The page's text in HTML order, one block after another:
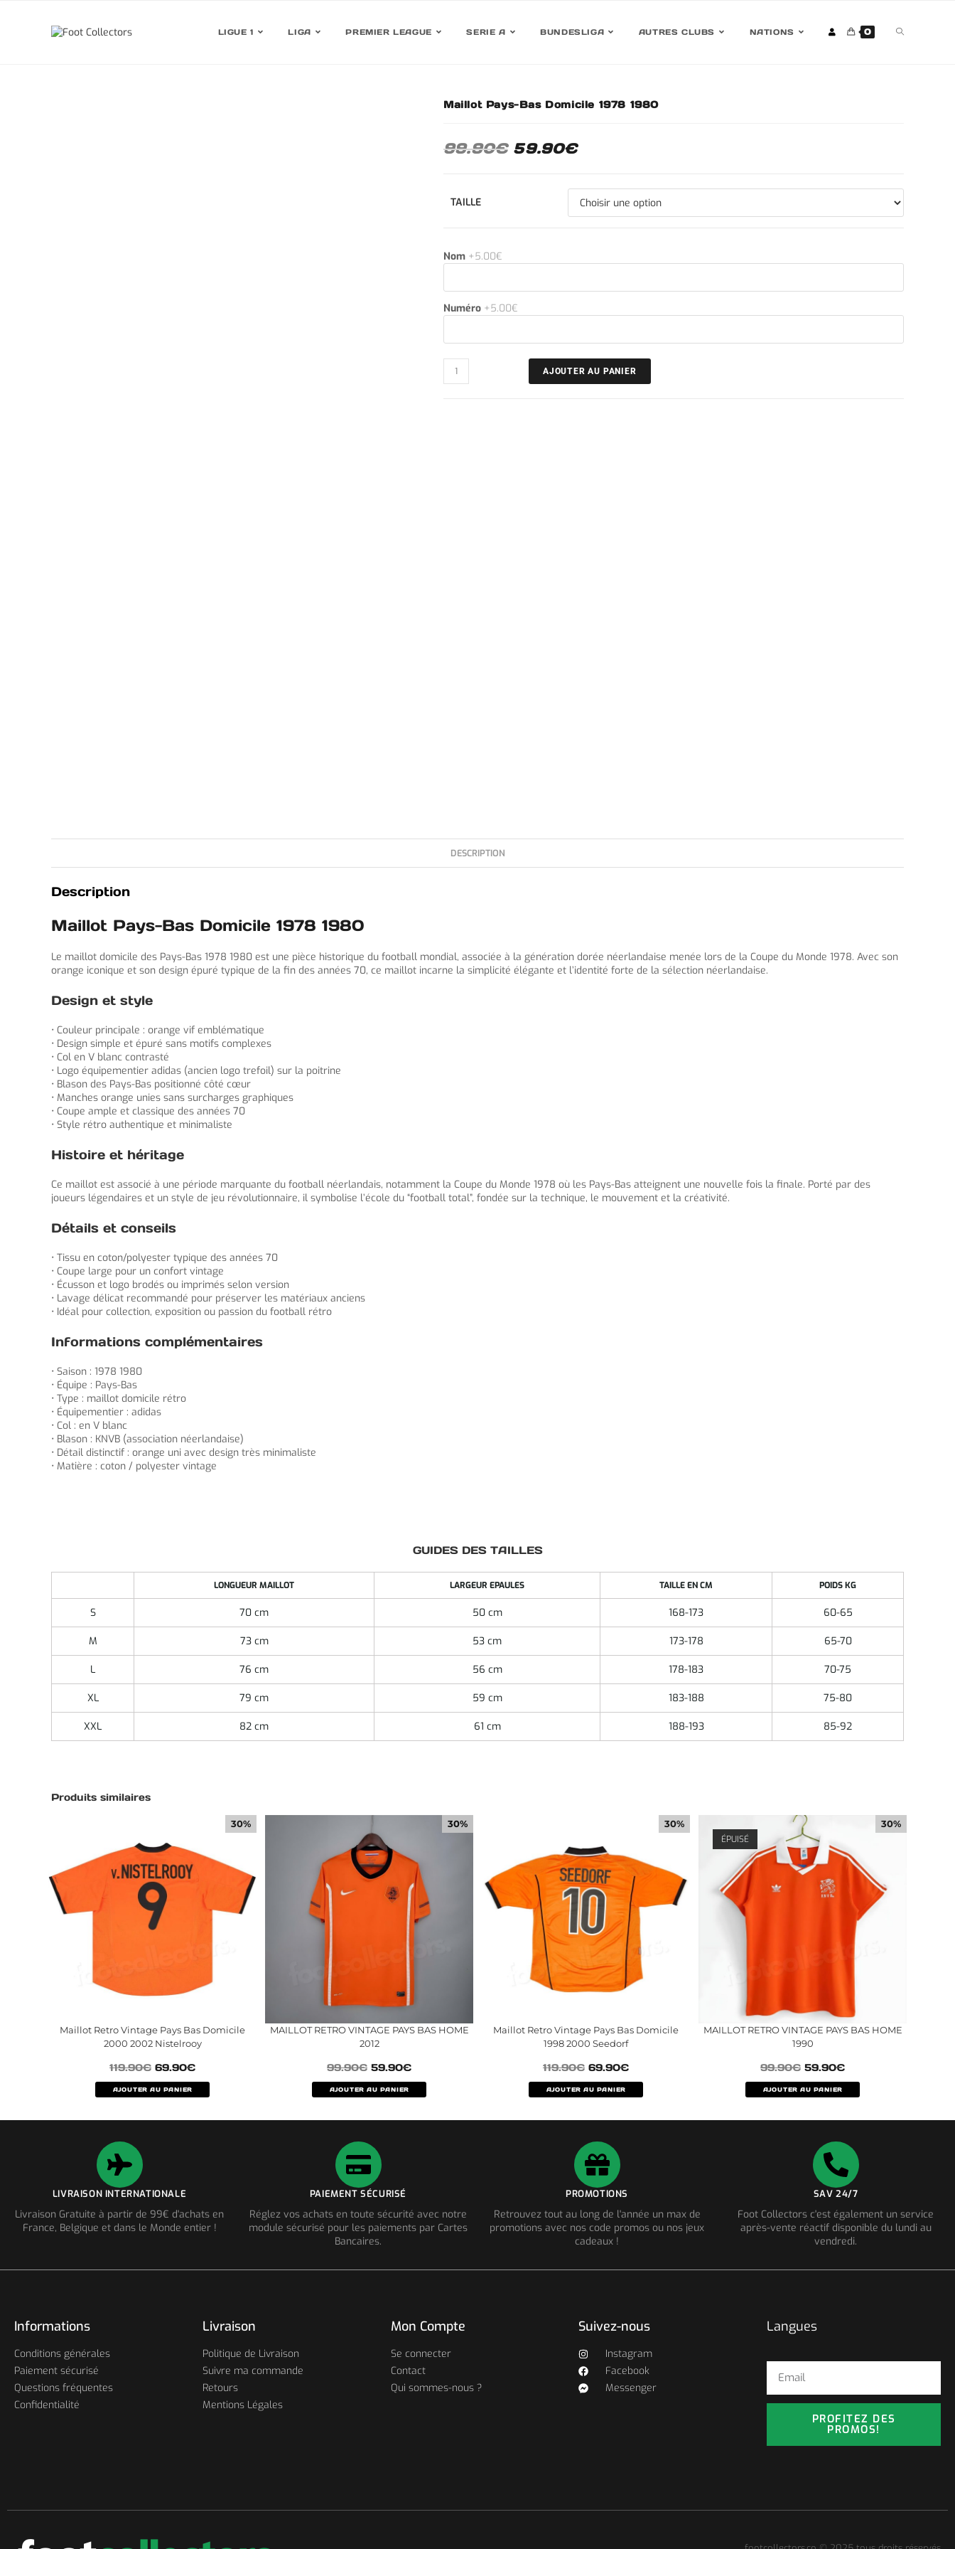
LIGUE 1 LIGA PREMIER LEAGUE SERIE A BUNDESLIGA AUTRES CLUBS NATIONS 0
Maillot Pays-Bas Domicile 1978 1980
99.90€ 59.90€
TAILLE
Nom +5.00€
Numéro +5.00€
AJOUTER AU PANIER
DESCRIPTION
Description
Maillot Pays-Bas Domicile 1978 1980
Le maillot domicile des Pays-Bas 1978 1980 est une pièce historique du football mondial, associée à la génération dorée néerlandaise menée lors de la Coupe du Monde 1978. Avec son
orange iconique et son design épuré typique de la fin des années 70, ce maillot incarne la simplicité élégante et l’identité forte de la sélection néerlandaise.
Design et style
• Couleur principale : orange vif emblématique
• Design simple et épuré sans motifs complexes
• Col en V blanc contrasté
• Logo équipementier adidas (ancien logo trefoil) sur la poitrine
• Blason des Pays-Bas positionné côté cœur
• Manches orange unies sans surcharges graphiques
• Coupe ample et classique des années 70
• Style rétro authentique et minimaliste
Histoire et héritage
Ce maillot est associé à une période marquante du football néerlandais, notamment la Coupe du Monde 1978 où les Pays-Bas atteignent une nouvelle fois la finale. Porté par des
joueurs légendaires et un style de jeu révolutionnaire, il symbolise l’école du “football total”, fondée sur la technique, le mouvement et la créativité.
Détails et conseils
• Tissu en coton/polyester typique des années 70
• Coupe large pour un confort vintage
• Écusson et logo brodés ou imprimés selon version
• Lavage délicat recommandé pour préserver les matériaux anciens
• Idéal pour collection, exposition ou passion du football rétro
Informations complémentaires
• Saison : 1978 1980
• Équipe : Pays-Bas
• Type : maillot domicile rétro
• Équipementier : adidas
• Col : en V blanc
• Blason : KNVB (association néerlandaise)
• Détail distinctif : orange uni avec design très minimaliste
• Matière : coton / polyester vintage
GUIDES DES TAILLES
LONGUEUR MAILLOT LARGEUR EPAULES TAILLE EN CM POIDS KG
S 70 cm 50 cm 168-173 60-65
M 73 cm 53 cm 173-178 65-70
L 76 cm 56 cm 178-183 70-75
XL 79 cm 59 cm 183-188 75-80
XXL 82 cm 61 cm 188-193 85-92
Produits similaires
30%
Maillot Retro Vintage Pays Bas Domicile
2000 2002 Nistelrooy
119.90€ 69.90€
AJOUTER AU PANIER
30%
MAILLOT RETRO VINTAGE PAYS BAS HOME
2012
99.90€ 59.90€
AJOUTER AU PANIER
30%
Maillot Retro Vintage Pays Bas Domicile
1998 2000 Seedorf
119.90€ 69.90€
AJOUTER AU PANIER
30%
ÉPUISÉ
MAILLOT RETRO VINTAGE PAYS BAS HOME
1990
99.90€ 59.90€
AJOUTER AU PANIER
LIVRAISON INTERNATIONALE
Livraison Gratuite à partir de 99€ d'achats en
France, Belgique et dans le Monde entier !
PAIEMENT SÉCURISÉ
Réglez vos achats en toute sécurité avec notre
module sécurisé pour les paiements par Cartes
Bancaires.
PROMOTIONS
Retrouvez tout au long de l'année un max de
promotions avec nos code promos ou nos jeux
cadeaux !
SAV 24/7
Foot Collectors c'est également un service
après-vente réactif disponible du lundi au
vendredi.
Informations
Conditions générales
Paiement sécurisé
Questions fréquentes
Confidentialité
Livraison
Politique de Livraison
Suivre ma commande
Retours
Mentions Légales
Mon Compte
Se connecter
Contact
Qui sommes-nous ?
Suivez-nous
Instagram
Facebook
Messenger
Langues
PROFITEZ DES
PROMOS!